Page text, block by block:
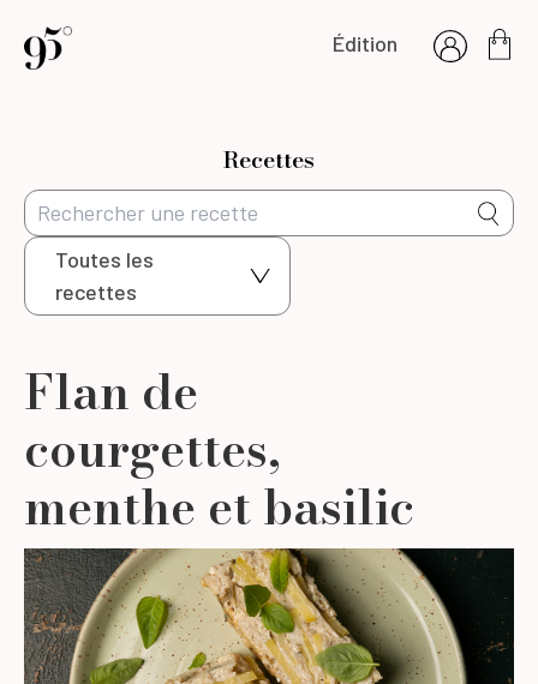
Édition
Recettes
Toutes les
recettes
Flan de
courgettes,
menthe et basilic